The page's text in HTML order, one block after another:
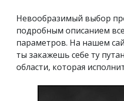
Невообразимый выбор
подробным описанием
параметров. На нашем
ты закажешь себе ту
области, которая